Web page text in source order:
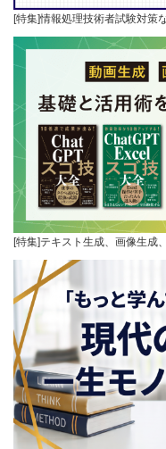
[特集]情報処理技術者試験対策
[特集]テキスト生成、画像生